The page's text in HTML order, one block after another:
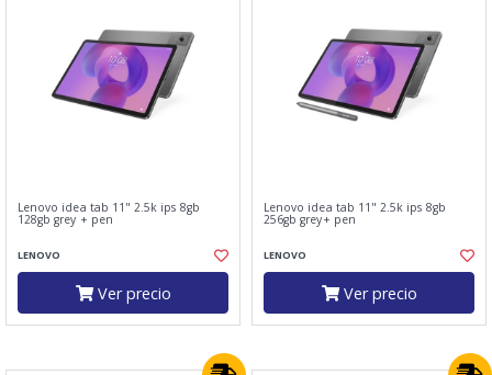
Lenovo idea tab 11" 2.5k ips 8gb
128gb grey + pen
LENOVO
Ver precio
Lenovo idea tab 11" 2.5k ips 8gb
256gb grey+ pen
LENOVO
Ver precio